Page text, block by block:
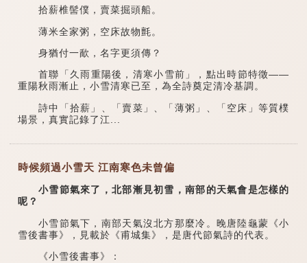
拾薪椎髻僕，賣菜掘頭船。
薄米全家粥，空床故物氈。
身猶付一歃，名字更須傳？
首聯「久雨重陽後，清寒小雪前」，點出時節特徵——
重陽秋雨漸止，小雪清寒已至，為全詩奠定清冷基調。
詩中「拾薪」、「賣菜」、「薄粥」、「空床」等質樸
場景，真實記錄了江...
時候頻過小雪天 江南寒色未曾偏
小雪節氣來了，北部漸見初雪，南部的天氣會是怎樣的
呢？
小雪節氣下，南部天氣沒北方那麼冷。晚唐陸龜蒙《小
雪後書事》，見載於《甫城集》，是唐代節氣詩的代表。
《小雪後書事》：